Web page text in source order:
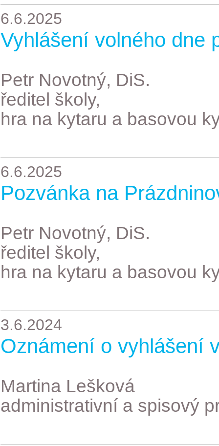
6.6.2025
Vyhlášení volného dne
Petr Novotný, DiS.
ředitel školy,
hra na kytaru a basovou
6.6.2025
Pozvánka na
Petr Novotný, DiS.
ředitel školy,
hra na kytaru a basovou
3.6.2024
Oznámení o vyhlášení
Martina Lešková
administrativní a spisový